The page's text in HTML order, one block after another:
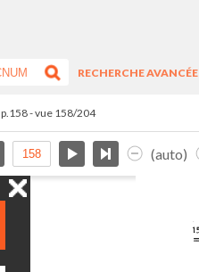
RECHERCHE AVANCÉE
p.158 - vue 158/204
(auto)